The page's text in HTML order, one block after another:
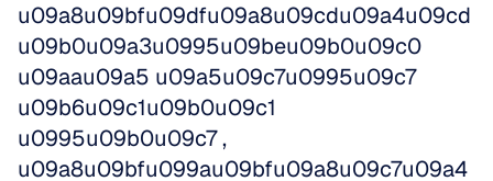
u09a8u09bfu09dfu09a8u09cdu09a4u09cd
u09b0u09a3u0995u09beu09b0u09c0
u09aau09a5 u09a5u09c7u0995u09c7
u09b6u09c1u09b0u09c1
u0995u09b0u09c7 ,
u09a8u09bfu099au09bfu09a8u09c7u09a4